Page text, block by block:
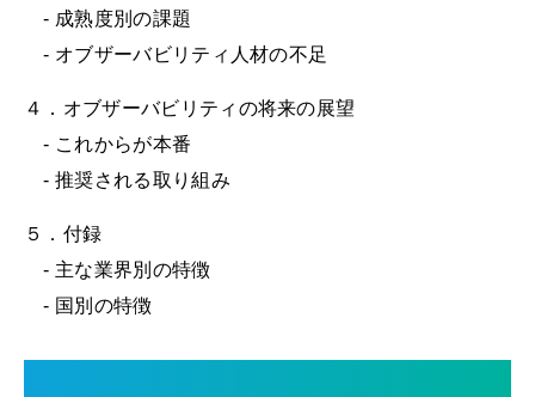
- 成熟度別の課題
- オブザーバビリティ人材の不足
４．オブザーバビリティの将来の展望
- これからが本番
- 推奨される取り組み
５．付録
- 主な業界別の特徴
- 国別の特徴